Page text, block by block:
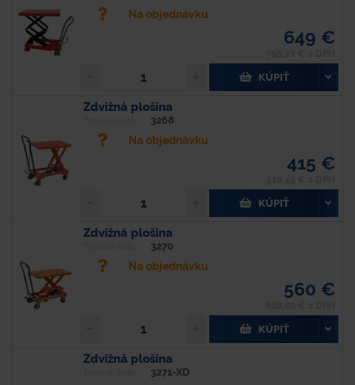
Na objednávku
649 €
KÚPIŤ
Zdvižná plošina
3268
Na objednávku
415 €
KÚPIŤ
Zdvižná plošina
3270
Na objednávku
560 €
KÚPIŤ
Zdvižná plošina
3271-XD